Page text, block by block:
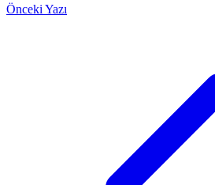
Önceki Yazı